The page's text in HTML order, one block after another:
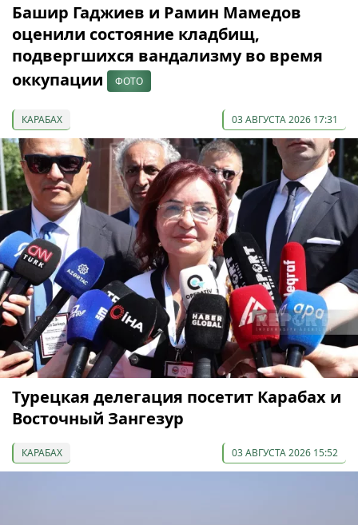
Башир Гаджиев и Рамин Мамедов
оценили состояние кладбищ,
подвергшихся вандализму во время
оккупации
ФОТО
КАРАБАХ 03 АВГУСТА 2026 17:31
Турецкая делегация посетит Карабах и
Восточный Зангезур
КАРАБАХ 03 АВГУСТА 2026 15:52